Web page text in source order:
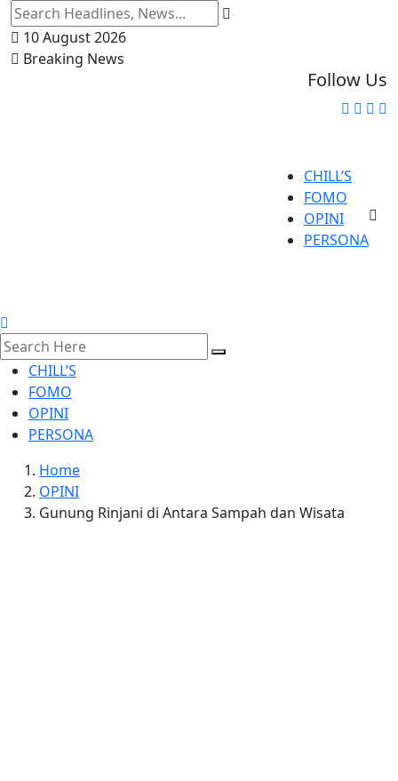
10 August 2026
Breaking News
Follow Us
CHILL’S
FOMO
OPINI
PERSONA
CHILL’S
FOMO
OPINI
PERSONA
Home
OPINI
Gunung Rinjani di Antara Sampah dan Wisata